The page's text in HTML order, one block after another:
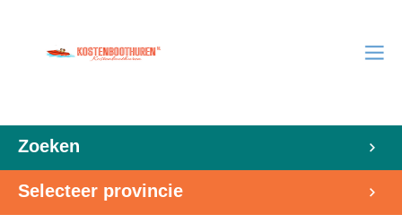
Zoeken
Selecteer provincie